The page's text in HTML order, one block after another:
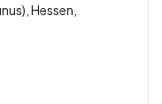
Hessen,